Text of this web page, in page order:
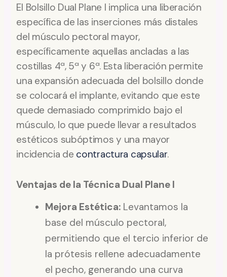
El Bolsillo Dual Plane I implica una liberación
específica de las inserciones más distales
del músculo pectoral mayor,
específicamente aquellas ancladas a las
costillas 4ª, 5ª y 6ª. Esta liberación permite
una expansión adecuada del bolsillo donde
se colocará el implante, evitando que este
quede demasiado comprimido bajo el
músculo, lo que puede llevar a resultados
estéticos subóptimos y una mayor
incidencia de contractura capsular.
Ventajas de la Técnica Dual Plane I
Mejora Estética: Levantamos la
base del músculo pectoral,
permitiendo que el tercio inferior de
la prótesis rellene adecuadamente
el pecho, generando una curva